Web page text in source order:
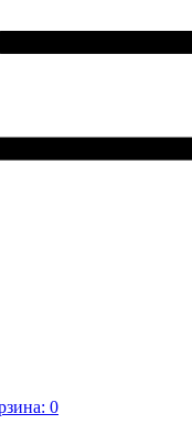
0